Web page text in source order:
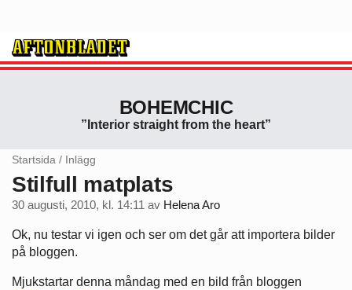
BOHEMCHIC
”Interior straight from the heart”
Startsida / Inlägg
Stilfull matplats
30 augusti, 2010, kl. 14:11 av Helena Aro
Ok, nu testar vi igen och ser om det går att importera bilder
på bloggen.
Mjukstartar denna måndag med en bild från bloggen